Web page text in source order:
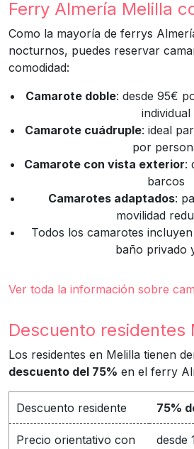
Ferry Almería Melilla
Como la mayoría de ferrys
nocturnos, puedes reservar
comodidad:
Camarote doble: desde 95€
individual
Camarote cuádruple: ideal
por
Camarote con vista exterior:
barcos
Camarotes adaptados:
movilidad
Todos los camarotes
baño privado
Ver toda la información sobre
Descuento residentes
Los residentes en Melilla tienen
descuento del 75% en el ferry
Descuento residente 75%
Precio orientativo con
desde